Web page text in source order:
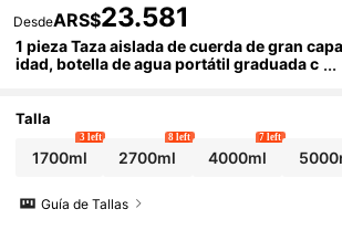
DesdeARS$23.581
1 pieza Taza aislada de cuerda de gran
idad, botella de agua portátil graduada c
mbres como mujeres amantes del deporte y
ejercicio, para uso en exteriores y campame
nto
Talla
1700ml
3 left
2700ml
8 left
4000ml
7 left
Guía de Tallas